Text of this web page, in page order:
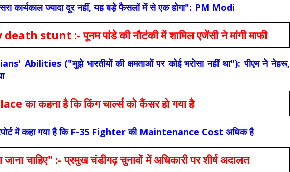
कार्यकाल ज्यादा दूर नहीं, यह बड़े फैसलों में से एक होगा": PM Modi
stunt :- पूनम पांडे की नौटंकी में शामिल एजेंसी ने मांगी माफी
Abilities ("मुझे भारतीयों की क्षमताओं पर कोई भरोसा नहीं था"): पीएम ने नेहरू,
का कहना है कि किंग चार्ल्स को कैंसर हो गया है
में कहा गया है कि F-35 Fighter की Maintenance Cost अधिक है
चाहिए" :- प्रमुख चंडीगढ़ चुनावों में अधिकारी पर शीर्ष अदालत